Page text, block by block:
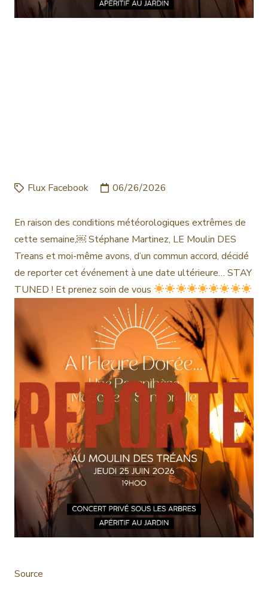
Flux Facebook 06/26/2026
En raison des conditions météorologiques extrêmes de
cette semaine,￼ Stéphane Martinez, LE Moulin DES
Treans et moi-même avons, d’un commun accord, décidé
de reporter cet événement à une date ultérieure… STAY
TUNED ! Et prenez soin de vous
Source